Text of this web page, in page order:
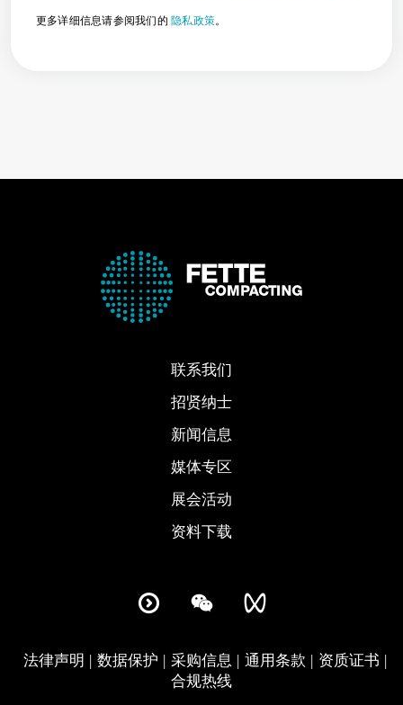
更多详细信息请参阅我们的隐私政策。
联系我们
招贤纳士
新闻信息
媒体专区
展会活动
资料下载
法律声明 数据保护 采购信息 通用条款
资质证书
合规热线